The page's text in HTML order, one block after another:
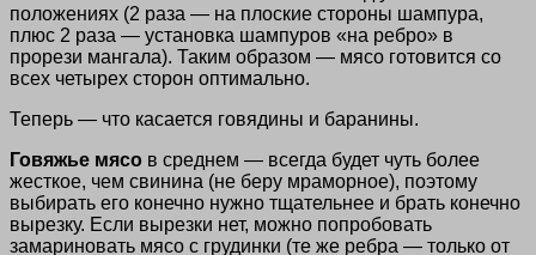
положениях (2 раза — на плоские стороны шампура,
плюс 2 раза — установка шампуров «на ребро» в
прорези мангала). Таким образом — мясо готовится со
всех четырех сторон оптимально.
Теперь — что касается говядины и баранины.
Говяжье мясо в среднем — всегда будет чуть более
жесткое, чем свинина (не беру мраморное), поэтому
выбирать его конечно нужно тщательнее и брать конечно
вырезку. Если вырезки нет, можно попробовать
замариновать мясо с грудинки (те же ребра — только от